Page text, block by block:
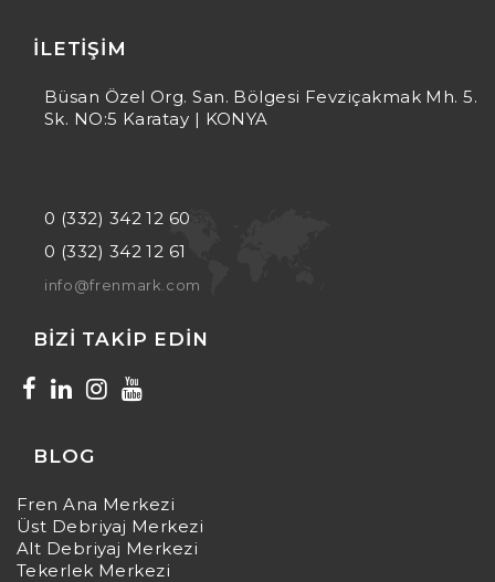
İLETIŞIM
Büsan Özel Org. San. Bölgesi Fevziçakmak Mh. 5.
Sk. NO:5 Karatay | KONYA
0 (332) 342 12 60
0 (332) 342 12 61
info@frenmark.com
BIZI TAKIP EDIN
BLOG
Fren Ana Merkezi
Üst Debriyaj Merkezi
Alt Debriyaj Merkezi
Tekerlek Merkezi